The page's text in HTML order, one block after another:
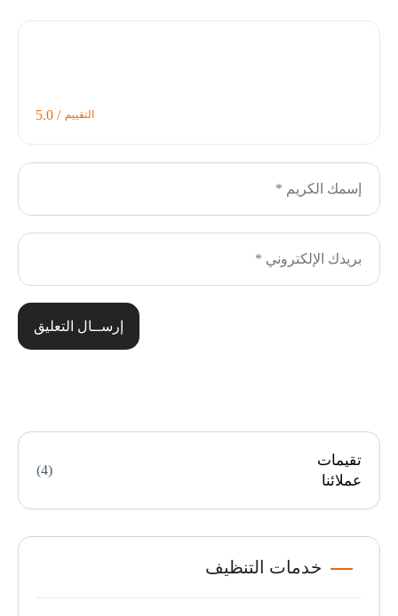
التقييم / 5.0
إرســال التعليق
تقيمات
عملائنا
(4)
خدمات التنظيف